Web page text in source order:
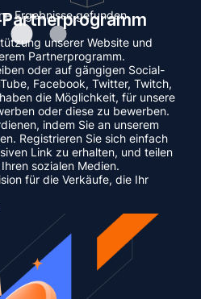
Ergebnisse gefunden
Partnerprogramm
unserer Website und
Partnerprogramm.
oder auf gängigen Social-
Facebook, Twitter, Twitch,
die Möglichkeit, für unsere
oder diese zu bewerben.
indem Sie an unserem
Registrieren Sie sich einfach
Link zu erhalten, und teilen
sozialen Medien.
für die Verkäufe, die Ihr